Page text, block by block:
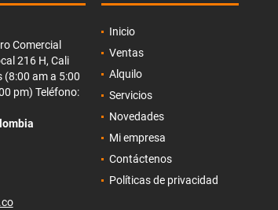
Comercial
216 H, Cali
(8:00 am a 5:00
pm) Teléfono:
Inicio
Ventas
Alquilo
Servicios
Novedades
Mi empresa
Contáctenos
Políticas de privacidad